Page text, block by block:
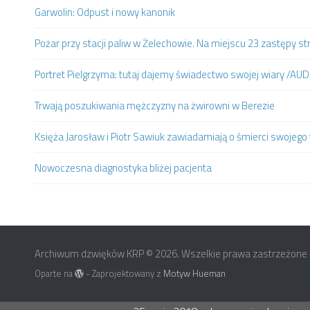
Garwolin: Odpust i nowy kanonik
Pożar przy stacji paliw w Żelechowie. Na miejscu 23 zastępy
Portret Pielgrzyma: tutaj dajemy świadectwo swojej wiary /
Trwają poszukiwania mężczyzny na żwirowni w Berezie
Księża Jarosław i Piotr Sawiuk zawiadamiają o śmierci
Nowoczesna diagnostyka bliżej pacjenta
Archiwum dzwięków KRP © 2026. Wszelkie prawa zastrzeżone
Oparte na - Zaprojektowany z Motyw Hueman